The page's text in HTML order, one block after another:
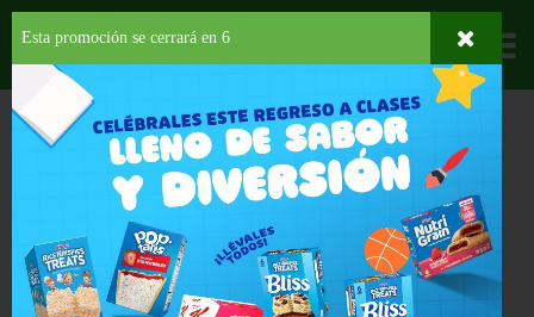
Departamentos
ERROR
¡Lo Sentimos!
Nuestro sistema ha detectado un error al procesar la página.
Esta promoción se cerrará en 6